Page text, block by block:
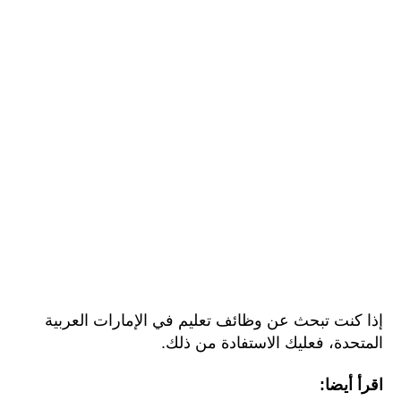
إذا كنت تبحث عن وظائف تعليم في الإمارات العربية
المتحدة، فعليك الاستفادة من ذلك.
اقرأ أيضا: